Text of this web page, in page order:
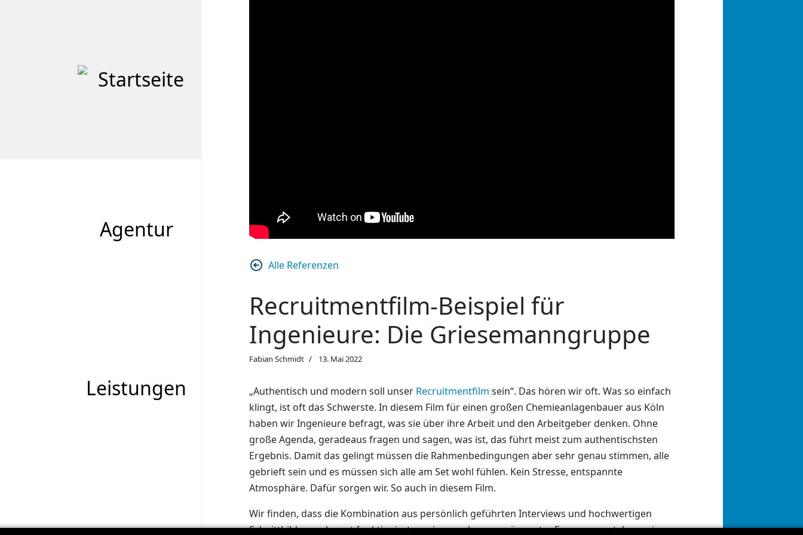
Agentur
Leistungen
Alle Referenzen
Recruitmentfilm-Beispiel für
Ingenieure: Die Griesemanngruppe
Fabian Schmidt 13. Mai 2022
„Authentisch und modern soll unser Recruitmentfilm sein“. Das hören wir oft. Was so einfach
klingt, ist oft das Schwerste. In diesem Film für einen großen Chemieanlagenbauer aus Köln
haben wir Ingenieure befragt, was sie über ihre Arbeit und den Arbeitgeber denken. Ohne
große Agenda, geradeaus fragen und sagen, was ist, das führt meist zum authentischsten
Ergebnis. Damit das gelingt müssen die Rahmenbedingungen aber sehr genau stimmen, alle
gebrieft sein und es müssen sich alle am Set wohl fühlen. Kein Stresse, entspannte
Atmosphäre. Dafür sorgen wir. So auch in diesem Film.
Wir finden, dass die Kombination aus persönlich geführten Interviews und hochwertigen
Schnittbildern sehr gut funktioniert, um in ganz kurzer prägnanter Form zu verstehen, wie